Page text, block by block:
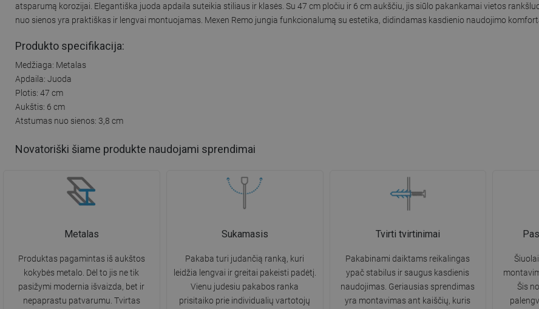
atsparumą korozijai. Elegantiška juoda apdaila suteikia stiliaus ir klasės. Su 47 cm pločiu ir 6 cm aukščiu, jis siūlo pakankamai vietos
nuo sienos yra praktiškas ir lengvai montuojamas. Mexen Remo jungia funkcionalumą su estetika, didindamas kasdienio naudojimo
Produkto specifikacija:
Medžiaga: Metalas
Apdaila: Juoda
Plotis: 47 cm
Aukštis: 6 cm
Atstumas nuo sienos: 3,8 cm
Novatoriški šiame produkte naudojami sprendimai
Metalas
Produktas pagamintas iš aukštos
kokybės metalo. Dėl to jis ne tik
pasižymi modernia išvaizda, bet ir
nepaprastu patvarumu. Tvirtas
Sukamasis
Pakaba turi judančią ranką, kuri
leidžia lengvai ir greitai pakeisti padėtį.
Vienu judesiu pakabos ranka
prisitaiko prie individualių vartotojų
Tvirti tvirtinimai
Pakabinami daiktams reikalingas
ypač stabilus ir saugus kasdienis
naudojimas. Geriausias sprendimas
yra montavimas ant kaiščių, kuris
Šis